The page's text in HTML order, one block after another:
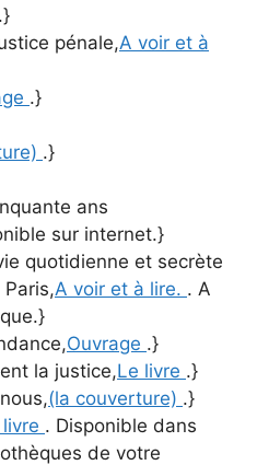
pénale,A voir et à
.}
.}
ans
sur internet.}
quotidienne et secrète
A voir et à lire. . A
Ouvrage .}
la justice,Le livre .}
(la couverture) .}
. Disponible dans
de votre